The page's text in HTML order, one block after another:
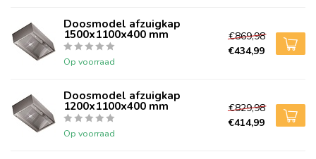
Doosmodel afzuigkap
1500x1100x400 mm
Op voorraad
€869,98
€434,99
Doosmodel afzuigkap
1200x1100x400 mm
Op voorraad
€829,98
€414,99